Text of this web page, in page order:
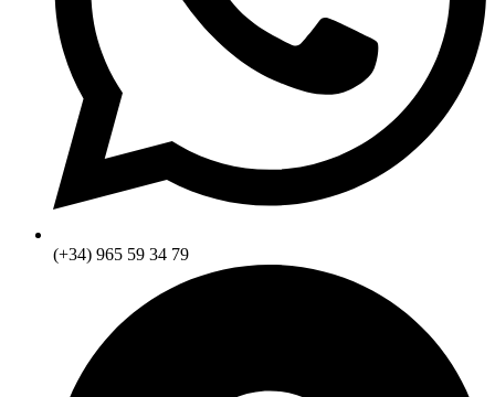
(+34) 965 59 34 79